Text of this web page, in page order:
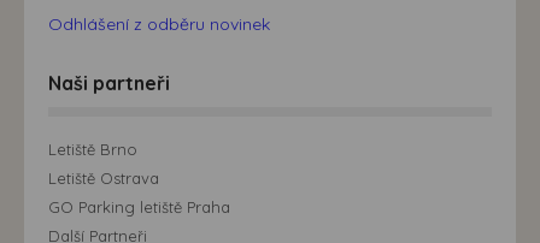
Odhlášení z odběru novinek
Naši partneři
Letiště Brno
Letiště Ostrava
GO Parking letiště Praha
Další Partneři